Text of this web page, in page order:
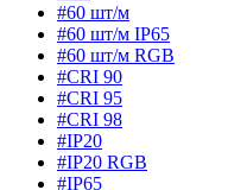
#60 шт/м
#60 шт/м IP65
#60 шт/м RGB
#CRI 90
#CRI 95
#CRI 98
#IP20
#IP20 RGB
#IP65